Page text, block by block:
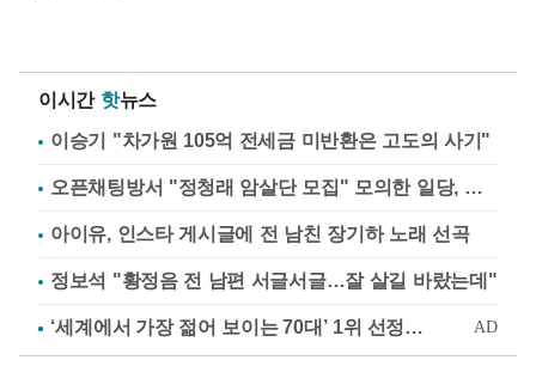
이시간 핫뉴스
이승기 "차가원 105억 전세금 미반환은 고도의 사기"
오픈채팅방서 "정청래 암살단 모집" 모의한 일당, 불구속 송치
아이유, 인스타 게시글에 전 남친 장기하 노래 선곡
정보석 "황정음 전 남편 서글서글…잘 살길 바랐는데"